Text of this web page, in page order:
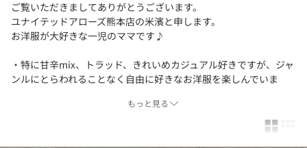
ご覧いただきましてありがとうございます。
ユナイテッドアローズ熊本店の米濱と申します。
お洋服が大好きな一児のママです♪
・特に甘辛mix、トラッド、きれいめカジュアル好きですが、ジャ
ンルにとらわれることなく自由に好きなお洋服を楽しんでいま
Instagramをやっておりますので、よろしければ併せてフォローし
もっと見る